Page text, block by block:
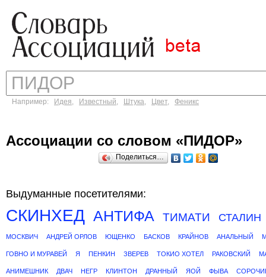
Например: Идея, Известный, Штука, Цвет, Феникс
Ассоциации со словом «ПИДОР»
Поделиться…
Выдуманные посетителями:
СКИНХЕД АНТИФА ТИМАТИ СТАЛИН
МОСКВИЧ АНДРЕЙ ОРЛОВ ЮЩЕНКО БАСКОВ КРАЙНОВ АНАЛЬНЫЙ
ГОВНО И МУРАВЕЙ Я ПЕНКИН ЗВЕРЕВ ТОКИО ХОТЕЛ РАКОВСКИЙ
АНИМЕШНИК ДВАЧ НЕГР КЛИНТОН ДРАННЫЙ ЯОЙ ФЫВА